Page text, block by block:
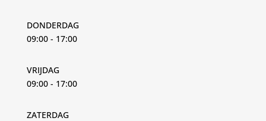
DONDERDAG
09:00 - 17:00
VRIJDAG
09:00 - 17:00
ZATERDAG